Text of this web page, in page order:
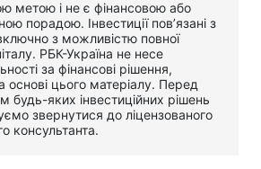
метою і не є фінансовою або
порадою. Інвестиції пов’язані з
з можливістю повної
РБК-Україна не несе
за фінансові рішення,
основі цього матеріалу. Перед
будь-яких інвестиційних рішень
звернутися до ліцензованого
консультанта.